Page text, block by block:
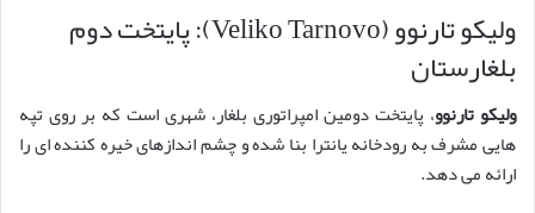
ولیکو تارنوو (Veliko Tarnovo): پایتخت دوم
بلغارستان
ولیکو تارنوو، پایتخت دومین امپراتوری بلغار، شهری است که بر روی تپه
هایی مشرف به رودخانه یانترا بنا شده و چشم اندازهای خیره کننده ای را
ارائه می دهد.